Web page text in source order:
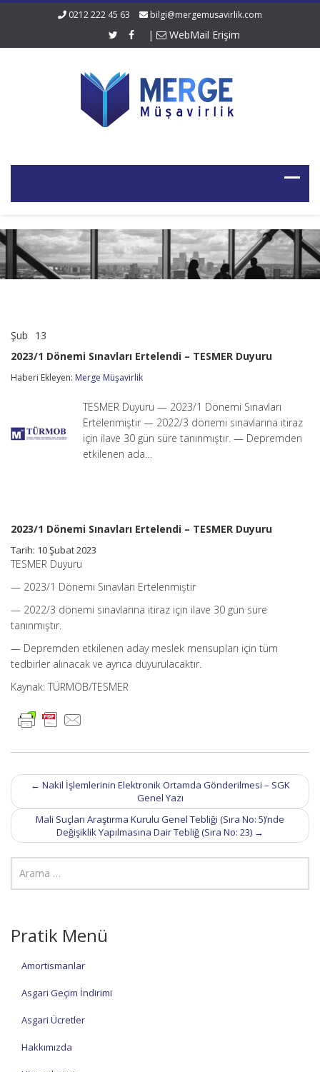
0212 222 45 63 bilgi@mergemusavirlik.com
| WebMail Erişim
Şub 13
Sınavları
Ertelendi
–
Duyuru
2023/1 Dönemi Sınavları Ertelendi – TESMER Duyuru
Haberi Ekleyen: Merge Müşavirlik
TESMER Duyuru — 2023/1 Dönemi Sınavları
Ertelenmiştir — 2022/3 dönemi sınavlarına itiraz
için ilave 30 gün süre tanınmıştır. — Depremden
etkilenen ada…
2023/1 Dönemi Sınavları Ertelendi – TESMER Duyuru
Tarih: 10 Şubat 2023
TESMER Duyuru
— 2023/1 Dönemi Sınavları Ertelenmiştir
— 2022/3 dönemi sınavlarına itiraz için ilave 30 gün süre
tanınmıştır.
— Depremden etkilenen aday meslek mensupları için tüm
tedbirler alınacak ve ayrıca duyurulacaktır.
Kaynak: TÜRMOB/TESMER
Post
navigation
← Nakil İşlemlerinin Elektronik Ortamda Gönderilmesi – SGK
Genel Yazı
Mali Suçları Araştırma Kurulu Genel Tebliği (Sıra No: 5)’nde
Değişiklik Yapılmasına Dair Tebliğ (Sıra No: 23) →
Pratik Menü
Amortismanlar
Asgari Geçim İndirimi
Asgari Ücretler
Hakkımızda